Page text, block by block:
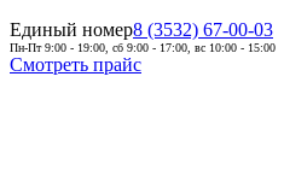
Единый номер8 (3532) 67-00-03
Пн-Пт 9:00 - 19:00, сб 9:00 - 17:00, вс 10:00 - 15:00
Смотреть прайс